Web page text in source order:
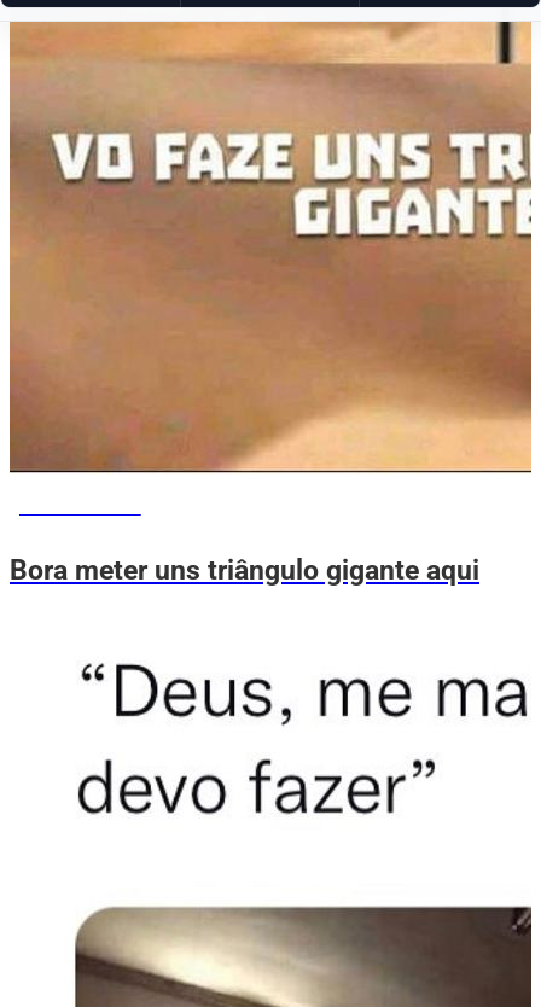
Bora meter uns triângulo gigante aqui